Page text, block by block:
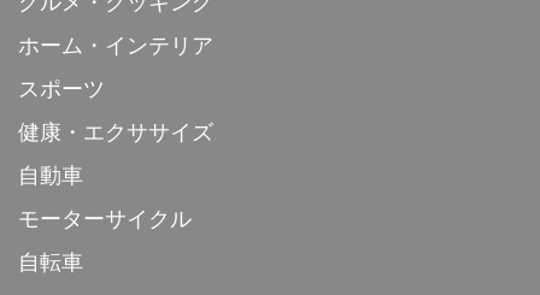
ホーム・インテリア
スポーツ
健康・エクササイズ
自動車
モーターサイクル
自転車